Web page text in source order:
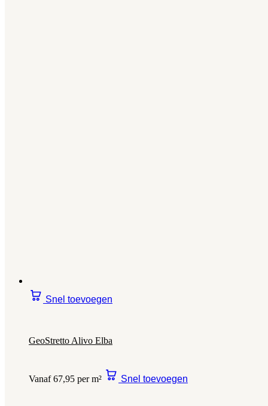
Snel toevoegen
GeoStretto Alivo Elba
Vanaf 67,95 per m² Snel toevoegen